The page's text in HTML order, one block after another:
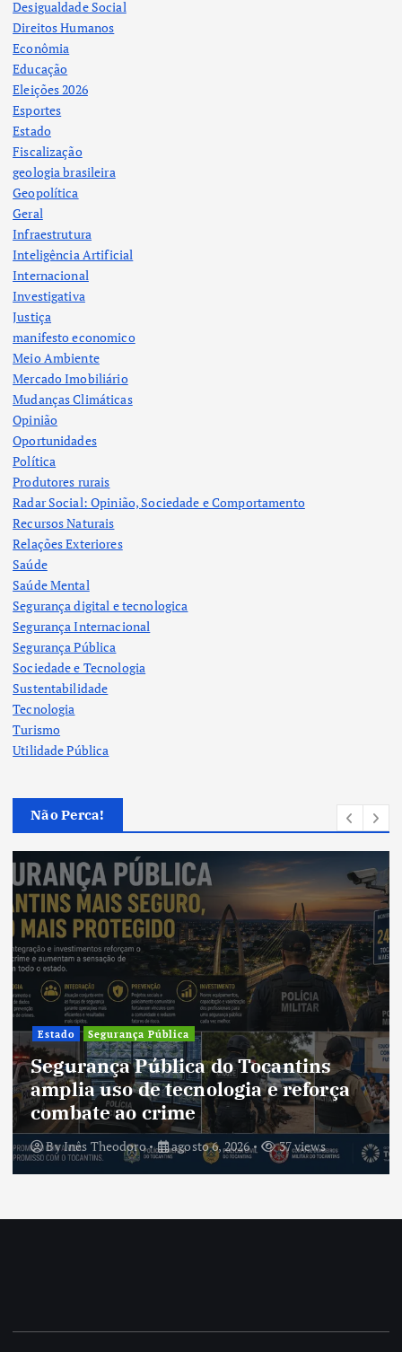
Desigualdade Social
Direitos Humanos
Econômia
Educação
Eleições 2026
Esportes
Estado
Fiscalização
geologia brasileira
Geopolítica
Geral
Infraestrutura
Inteligência Artificial
Internacional
Investigativa
Justiça
manifesto economico
Meio Ambiente
Mercado Imobiliário
Mudanças Climáticas
Opinião
Oportunidades
Política
Produtores rurais
Radar Social: Opinião, Sociedade e Comportamento
Recursos Naturais
Relações Exteriores
Saúde
Saúde Mental
Segurança digital e tecnologica
Segurança Internacional
Segurança Pública
Sociedade e Tecnologia
Sustentabilidade
Tecnologia
Turismo
Utilidade Pública
Não Perca!
Cultura
Cultura do Tocantins preserva
tradições e fortalece identidade de
um estado em constante
transformação
ByInês Theodoro agosto 5, 2026 38 views